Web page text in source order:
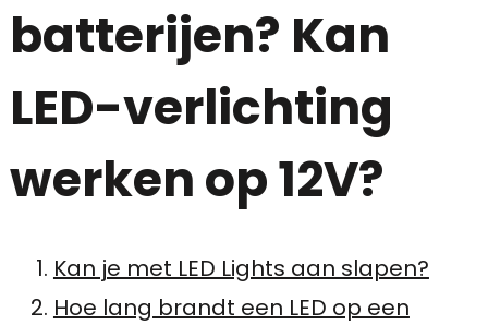
batterijen? Kan
LED-verlichting
werken op 12V?
Kan je met LED Lights aan slapen?
Hoe lang brandt een LED op een